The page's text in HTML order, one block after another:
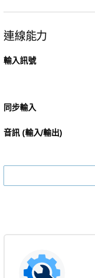
連線能力
輸入訊號
同步輸入
音訊 (輸入/輸出)